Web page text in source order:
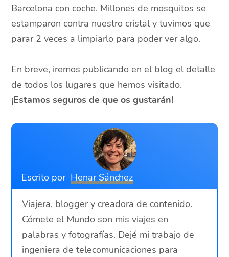
Barcelona con coche. Millones de mosquitos se
estamparon contra nuestro cristal y tuvimos que
parar 2 veces a limpiarlo para poder ver algo.
En breve, iremos publicando en el blog el detalle
de todos los lugares que hemos visitado.
¡Estamos seguros de que os gustarán!
Escrito por Henar Sánchez
Viajera, blogger y creadora de contenido.
Cómete el Mundo son mis viajes en
palabras y fotografías. Dejé mi trabajo de
ingeniera de telecomunicaciones para